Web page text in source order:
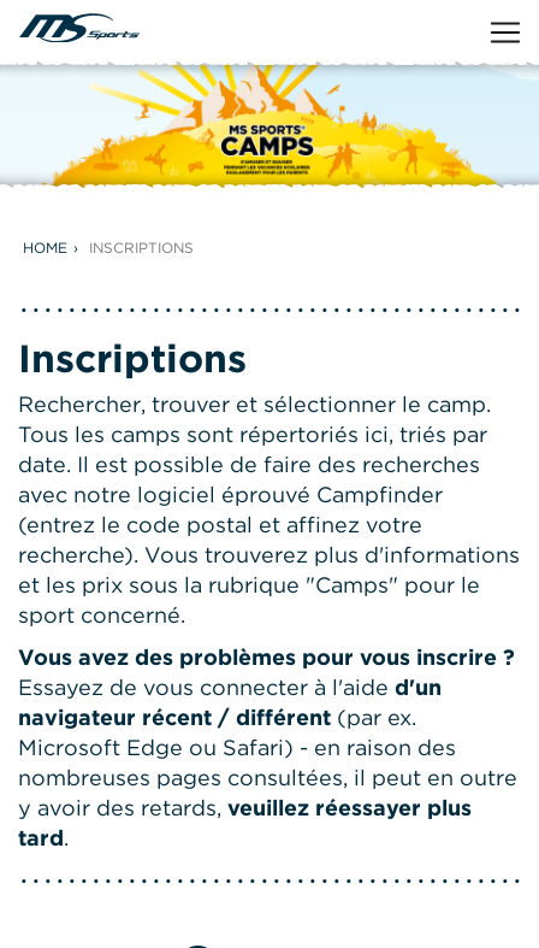
HOME INSCRIPTIONS
Inscriptions
Rechercher, trouver et sélectionner le camp.
Tous les camps sont répertoriés ici, triés par
date. Il est possible de faire des recherches
avec notre logiciel éprouvé Campfinder
(entrez le code postal et affinez votre
recherche). Vous trouverez plus d'informations
et les prix sous la rubrique "Camps" pour le
sport concerné.
Vous avez des problèmes pour vous inscrire ?
Essayez de vous connecter à l'aide d'un
navigateur récent / différent (par ex.
Microsoft Edge ou Safari) - en raison des
nombreuses pages consultées, il peut en outre
y avoir des retards, veuillez réessayer plus
tard.